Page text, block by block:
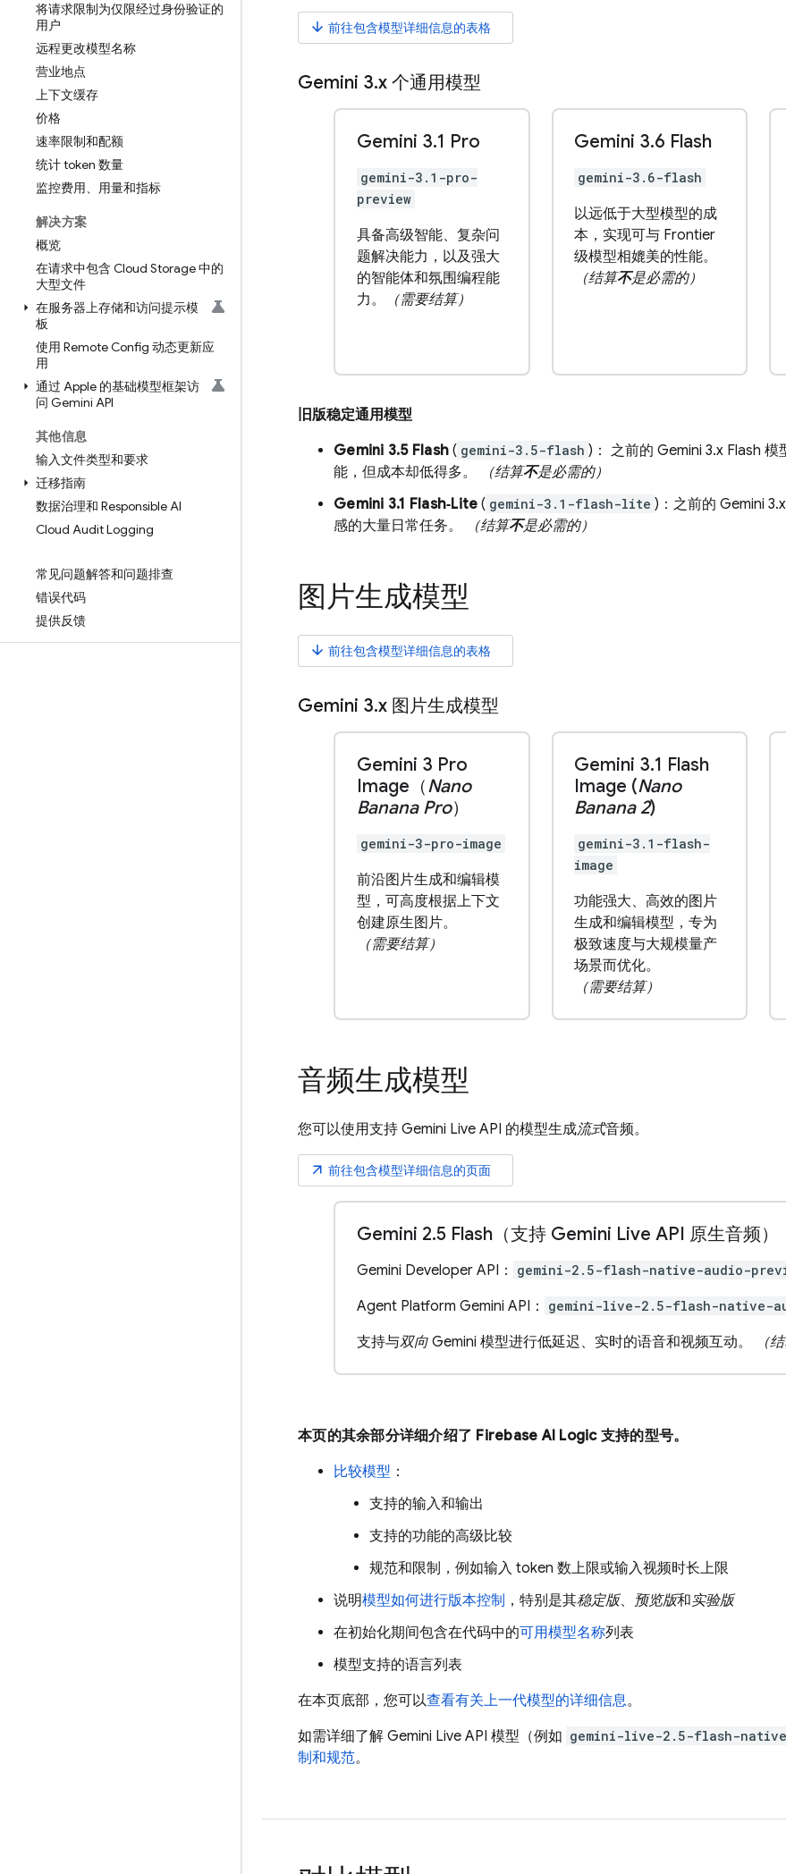
将请求限制为仅限经过身份验证的
用户
远程更改模型名称
营业地点
上下文缓存
价格
速率限制和配额
统计 token 数量
监控费用、用量和指标
解决方案
概览
在请求中包含 Cloud Storage 中的
大型文件
在服务器上存储和访问提示模
板
使用 Remote Config 动态更新应
用
通过 Apple 的基础模型框架访
问 Gemini API
其他信息
输入文件类型和要求
迁移指南
数据治理和 Responsible AI
Cloud Audit Logging
常见问题解答和问题排查
错误代码
提供反馈
arrow_downward 前往包含模型详细信息的表格
Gemini 3.x 个通用模型
Gemini 3.1 Pro
gemini-3.1-pro-
preview
具备高级智能、复杂问
题解决能力，以及强大
的智能体和氛围编程能
力。
（需要结算）
Gemini 3.6 Flash
gemini-3.6-flash
以远低于大型模型的成
本，实现可与 Frontier
级模型相媲美的性能。
（结算不是必需的）
旧版稳定通用模型
Gemini 3.5 Flash ( gemini-3.5-flash )： 之前的 Gemini 3.x Flash 模
能，但成本却低得多。
（结算不是必需的）
Gemini 3.1 Flash‑Lite ( gemini-3.1-flash-lite )：之前的Gemini
感的大量日常任务。
（结算不是必需的）
图片生成模型
arrow_downward 前往包含模型详细信息的表格
Gemini 3.x 图片生成模型
Gemini 3 Pro
Image（Nano
Banana Pro）
gemini-3-pro-image
前沿图片生成和编辑模
型，可高度根据上下文
创建原生图片。
（需要结算）
Gemini 3.1 Flash
Image (Nano
Banana 2)
gemini-3.1-flash-
image
功能强大、高效的图片
生成和编辑模型，专为
极致速度与大规模量产
场景而优化。
（需要结算）
音频生成模型
您可以使用支持 Gemini Live API 的模型生成流式音频。
arrow_outward 前往包含模型详细信息的页面
Gemini 2.5 Flash（支持 Gemini Live API 原生音频）
Gemini Developer API： gemini-2.5-flash-native-audio-
Agent Platform Gemini API： gemini-live-2.5-flash-native-
支持与双向Gemini 模型进行低延迟、实时的语音和视频互动。 （
本页的其余部分详细介绍了 Firebase AI Logic支持的型号。
比较模型 ：
支持的输入和输出
支持的功能的高级比较
规范和限制，例如输入 token 数上限或输入视频时长上限
说明模型如何进行版本控制 ，特别是其稳定版、 预览版和实验版
在初始化期间包含在代码中的可用模型名称列表
模型支持的语言列表
在本页底部，您可以查看有关上一代模型的详细信息。
如需详细了解 Gemini Live API 模型（例如 gemini-live-2.5-flash-
制和规范。